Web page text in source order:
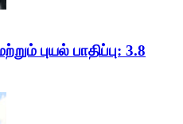
புயல் பாதிப்பு: 3.8